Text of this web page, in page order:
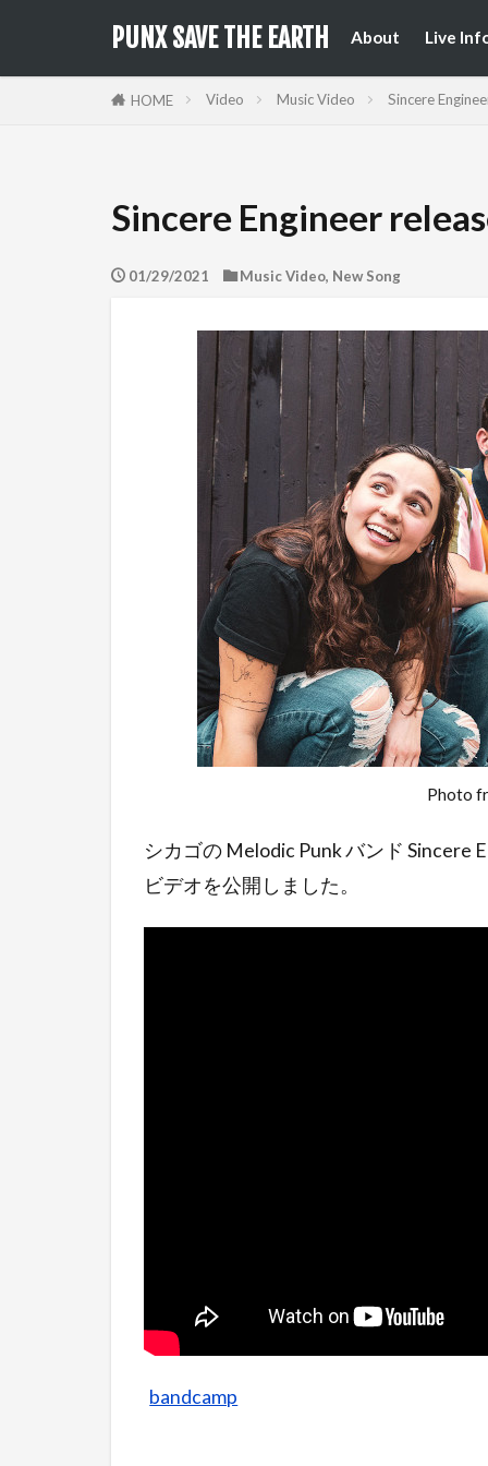
PUNX SAVE THE EARTH About Live
HOME Video Music Video Sincere
Sincere Engineer
01/29/2021 Music Video, New Song
Photo
シカゴの Melodic Punk バンド Sincere
ビデオを公開しました。
bandcamp